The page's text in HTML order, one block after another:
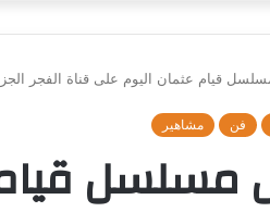
قيام عثمان اليوم على قناة الفجر
فن مشاهير
قيام